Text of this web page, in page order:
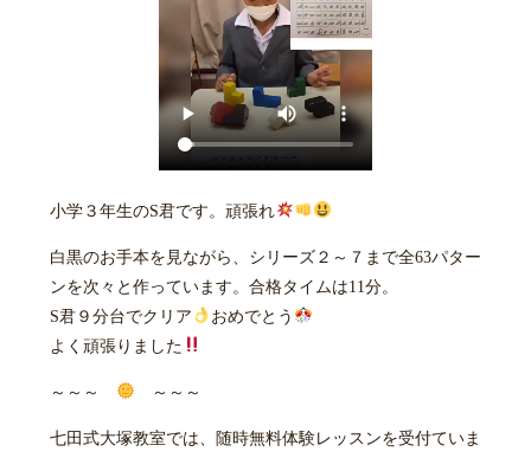
小学３年生のS君です。頑張れ
白黒のお手本を見ながら、シリーズ２～７まで全63パター
ンを次々と作っています。合格タイムは11分。
S君９分台でクリア
おめでとう
よく頑張りました
～～～ ～～～
七田式大塚教室では、随時無料体験レッスンを受付ていま